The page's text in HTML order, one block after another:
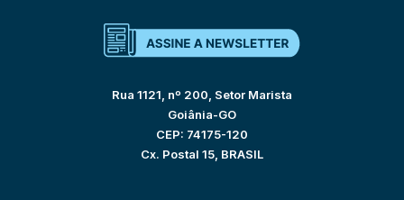
Rua 1121, nº 200, Setor Marista
Goiânia-GO
CEP: 74175-120
Cx. Postal 15, BRASIL